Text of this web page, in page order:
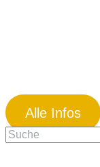
Alle Infos
Suchen